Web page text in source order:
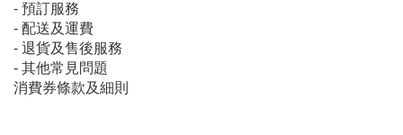
- 預訂服務
- 配送及運費
- 退貨及售後服務
- 其他常見問題
消費券條款及細則